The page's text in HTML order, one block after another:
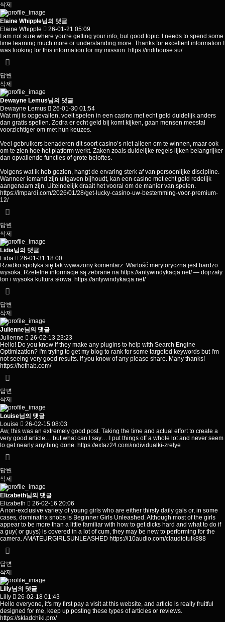
삭제
Elaine Whipple님의 댓글
Elaine Whipple
26-01-21 05:09
I am not sure where you're getting your info, but good topic. I needs to spend some
time learning much more or understanding more. Thanks for excellent information I
was looking for this information for my mission. https://indihouse.su/
답변
삭제
Dewayne Lemus님의 댓글
Dewayne Lemus
26-01-30 01:54
Wat mij is opgevallen, voelt spelen in een casino met echt geld duidelijk anders
dan gratis spellen. Zodra er echt geld bij komt kijken, gaan mensen meestal
voorzichtiger om met hun keuzes.
Veel gebruikers benaderen dit soort casino’s niet alleen om te winnen, maar ook
om te zien hoe het platform werkt. Zaken zoals duidelijke regels lijken belangrijker
dan opvallende functies of grote beloftes.
Volgens wat ik heb gezien, hangt de ervaring sterk af van persoonlijke discipline.
Wanneer iemand zijn uitgaven bijhoudt, kan een casino met echt geld redelijk
aangenaam zijn. Uiteindelijk draait het vooral om de manier van spelen.
https://impardi.com/2026/01/28/get-lucky-casino-uw-bestemming-voor-premium-
12/
답변
삭제
Lidia님의 댓글
Lidia
26-01-31 18:00
Rzadko spotyka się tak wyważony komentarz. Wartość merytoryczna jest bardzo
wysoka. Rzetelne informacje są zebrane na https://antywindykacja.net/— dojrzały
ton i wysoka kultura słowa. https://antywindykacja.net/
답변
삭제
Julienne님의 댓글
Julienne
26-02-13 23:23
Hello! Do you know if they make any plugins to help with Search Engine
Optimization? I'm trying to get my blog to rank for some targeted keywords but I'm
not seeing very good results. If you know of any please share. Many thanks!
https://hothab.com/
답변
삭제
Louise님의 댓글
Louise
26-02-15 08:03
Aw, this was an extremely good post. Taking the time and actual effort to create a
very good article… but what can I say… I put things off a whole lot and never seem
to get nearly anything done. https://extaz24.com/individualki-zrelye
답변
삭제
Elizabeth님의 댓글
Elizabeth
26-02-16 20:06
A non-exclusive variety of young girls who are either thirsty daily gals or, in some
cases, dominatrix snobs is Beginner Girls Unleashed. Although most of the girls
appear to be more than a little familiar with how to get dicks hard and what to do if
a guy( or guys) is covered in a lot of cum, they may be new to performing for the
camera. AMATEURGIRLSUNLEASHED https://i10audio.com/claudiotulk888
답변
삭제
Lilly님의 댓글
Lilly
26-02-18 01:43
Hello everyone, it's my first pay a visit at this website, and article is really fruitful
designed for me, keep up posting these types of articles or reviews.
https://skladchiki.pro/